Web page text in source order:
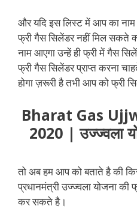
और यदि इस लिस्ट में आप का
फ्री गैस सिलेंडर नहीं मिल सकते
नाम आएगा उन्हें ही फ्री में गैस
फ्री गैस सिलेंडर प्राप्त करना
होगा ज़रूरी है तभी आप को फ्री
Bharat Gas
2020 | उज्ज्वला
तो अब हम आप को बताते है की
प्रधानमंत्री उज्ज्वला योजना
कर सकते है।